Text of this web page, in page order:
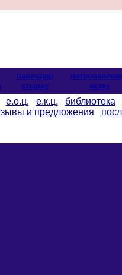
павлодар
атырау актау
е.о.ц. е.к.ц. библиотека
и предложения